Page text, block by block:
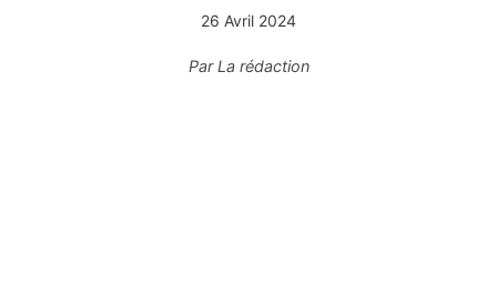
26 Avril 2024
ParLa rédaction